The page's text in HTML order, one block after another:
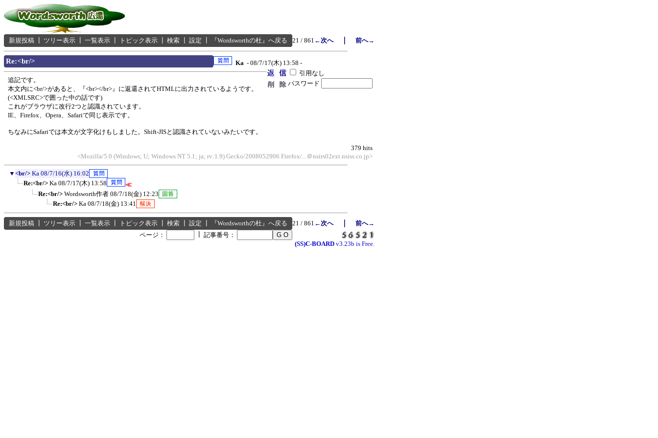
新規投稿 ツリー表示 一覧表示 トピック表示 検索 設定 『Wordsworthの杜』へ戻る 21 / 861 ←次へ｜ 前へ→
Re:<br/> Ka - 08/7/17(木) 13:58 -
引用なし
パスワード
追記です。
本文内に<br/>があると、『<br></br>』に返還されてHTMLに出力されているようです。
(<XMLSRC>で囲った中の話です)
これがブラウザに改行2つと認識されています。
IE、Firefox、Opera、Safariで同じ表示です。
ちなみにSafariでは本文が文字化けもしました。Shift-JISと認識されていないみたいです。
379 hits
<Mozilla/5.0 (Windows; U; Windows NT 5.1; ja; rv:1.9) Gecko/2008052906 Firefox/...＠nsirs02ext.nsiss.co.jp>
▼ <br/> Ka 08/7/16(水) 16:02
Re:<br/> Ka 08/7/17(木) 13:58
≪
Re:<br/> Wordsworth作者 08/7/18(金) 12:23
Re:<br/> Ka 08/7/18(金) 13:41
新規投稿 ツリー表示 一覧表示 トピック表示 検索 設定 『Wordsworthの杜』へ戻る 21 / 861 ←次へ｜ 前へ→
ページ：
記事番号：
(SS)C-BOARD v3.23b is Free.